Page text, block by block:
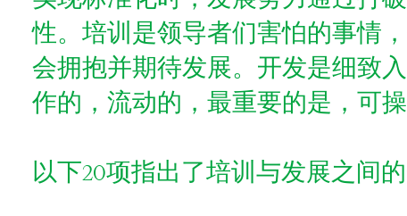
性。培训是领导者们害怕的事情
会拥抱并期待发展。开发是细致
作的，流动的，最重要的是，可操
以下20项指出了培训与发展之间